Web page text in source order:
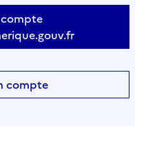
compte